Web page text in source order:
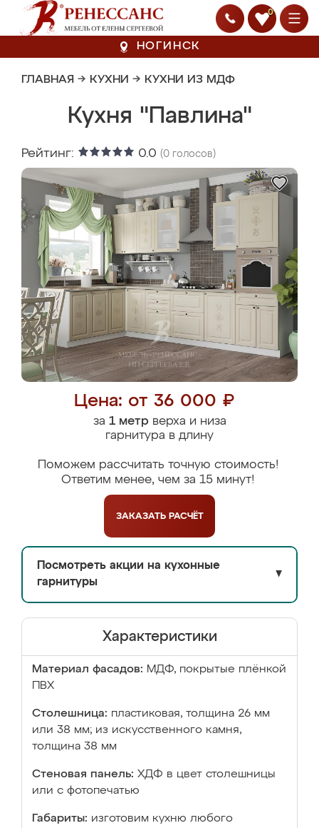
0
НОГИНСК
ГЛАВНАЯ → КУХНИ → КУХНИ ИЗ МДФ
Кухня "Павлина"
Рейтинг: 0.0 (0 голосов)
Цена: от 36 000 ₽
за 1 метрверха и низа
гарнитура в длину
Поможем рассчитать точную стоимость!
Ответим менее, чем за 15 минут!
ЗАКАЗАТЬ РАСЧЁТ
Посмотреть акции на кухонные
гарнитуры
▼
Характеристики
Материал фасадов: МДФ, покрытые плёнкой
ПВХ
Столешница: пластиковая, толщина 26 мм
или 38 мм; из искусственного камня,
толщина 38 мм
Стеновая панель: ХДФ в цвет столешницы
или с фотопечатью
Габариты: изготовим кухню любого